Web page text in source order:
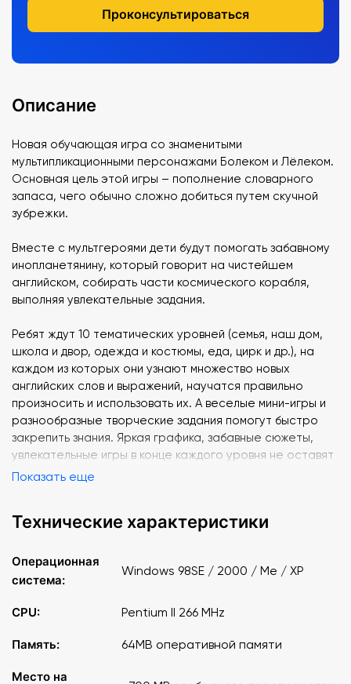
Проконсультироваться
Описание
Новая обучающая игра со знаменитыми
мультипликационными персонажами Болеком и Лёлеком.
Основная цель этой игры – пополнение словарного
запаса, чего обычно сложно добиться путем скучной
зубрежки.
Вместе с мультгероями дети будут помогать забавному
инопланетянину, который говорит на чистейшем
английском, собирать части космического корабля,
выполняя увлекательные задания.
Ребят ждут 10 тематических уровней (семья, наш дом,
школа и двор, одежда и костюмы, еда, цирк и др.), на
каждом из которых они узнают множество новых
английских слов и выражений, научатся правильно
произносить и использовать их. А веселые мини-игры и
разнообразные творческие задания помогут быстро
закрепить знания. Яркая графика, забавные сюжеты,
увлекательные игры в конце каждого уровня не оставят
ребят равнодушными и позволят им изучать язык весело
СИСТЕМНЫЕ ТРЕБОВАНИЯ:
98SE/2000/Mе/XP
Процессор Pentium® II 266 МГц
700 МБ свободного места на жестком диске
Звуковое устройство, совместимое с Windows
Показать еще
Технические характеристики
Операционная
система:
Windows 98SE / 2000 / Me / XP
CPU: Pentium II 266 MHz
Память: 64MB оперативной памяти
Место на